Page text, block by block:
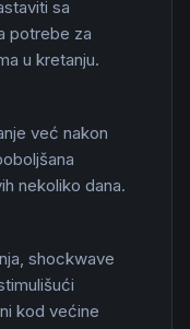
sa
potrebe za
u kretanju.
već nakon
nekoliko dana.
shockwave
kod većine